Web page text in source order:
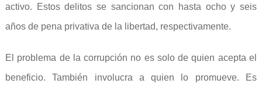
activo. Estos delitos se sancionan con hasta ocho y seis
años de pena privativa de la libertad, respectivamente.
El problema de la corrupción no es solo de quien acepta el
beneficio. También involucra a quien lo promueve. Es